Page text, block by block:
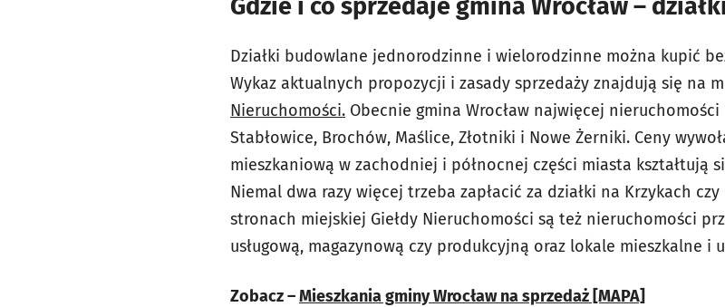
Gdzie i co sprzedaje gmina Wrocław –
Działki budowlane jednorodzinne i wielorodzinne można kupić
Wykaz aktualnych propozycji i zasady sprzedaży znajdują się na
Nieruchomości. Obecnie gmina Wrocław najwięcej
Stabłowice, Brochów, Maślice, Złotniki i Nowe Żerniki. Ceny
mieszkaniową w zachodniej i północnej części miasta kształtują
Niemal dwa razy więcej trzeba zapłacić za działki na Krzykach
stronach miejskiej Giełdy Nieruchomości są też nieruchomości
usługową, magazynową czy produkcyjną oraz lokale mieszkalne i
Zobacz –Mieszkania gminy Wrocław na sprzedaż [MAPA]